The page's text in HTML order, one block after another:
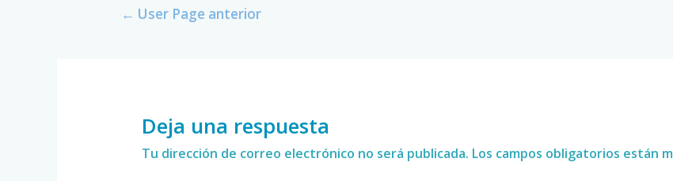
← User Page anterior
Deja una respuesta
Tu dirección de correo electrónico no será publicada. Los campos obligatorios están